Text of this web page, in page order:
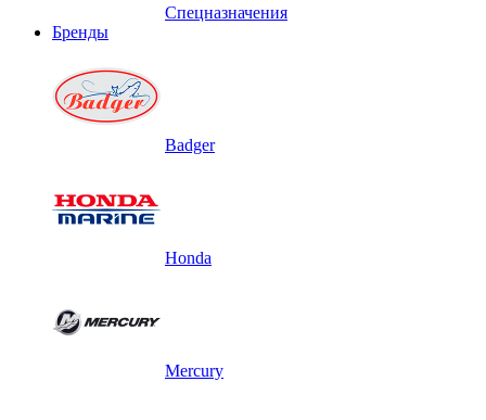
Спецназначения
Бренды
Badger
Honda
Mercury